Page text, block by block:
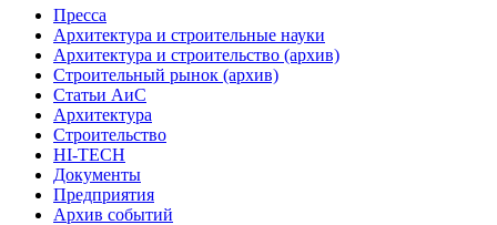
Пресса
Архитектура и строительные науки
Архитектура и строительство (архив)
Строительный рынок (архив)
Статьи АиС
Архитектура
Строительство
HI-TECH
Документы
Предприятия
Архив событий